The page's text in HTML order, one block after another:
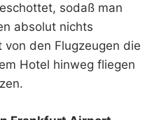
sodaß man
absolut nichts
den Flugzeugen die
Hotel hinweg fliegen